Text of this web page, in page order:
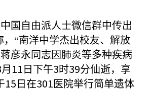
国自由派人士微信群中传出
，“南洋中学杰出校友、解放
彦永同志因肺炎等多种疾病
月 11 日下午3时39分仙逝，享
15 日在301 医院举行简单遗体